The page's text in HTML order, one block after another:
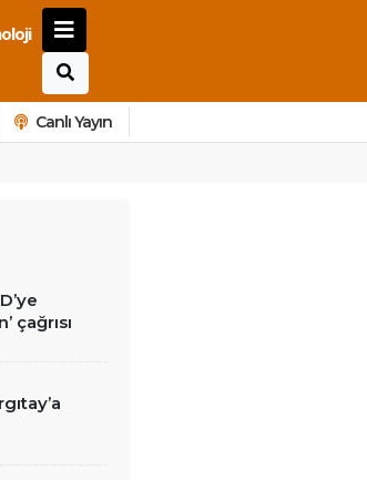
Canlı Yayın
çağrısı